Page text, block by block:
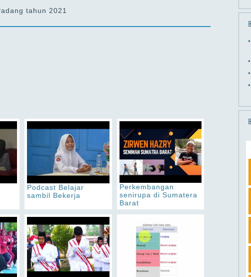
tahun 2021
Podcast Belajar
sambil Bekerja
Perkembangan
senirupa di Sumatera
Barat
•
•
•
•